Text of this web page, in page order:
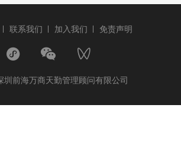
联系我们 加入我们 免责声明
圳前海万商天勤管理顾问有限公司